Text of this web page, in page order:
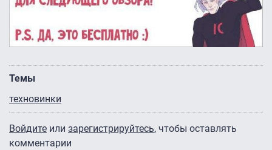
Темы
техновинки
Войдите или зарегистрируйтесь, чтобы оставлять
комментарии